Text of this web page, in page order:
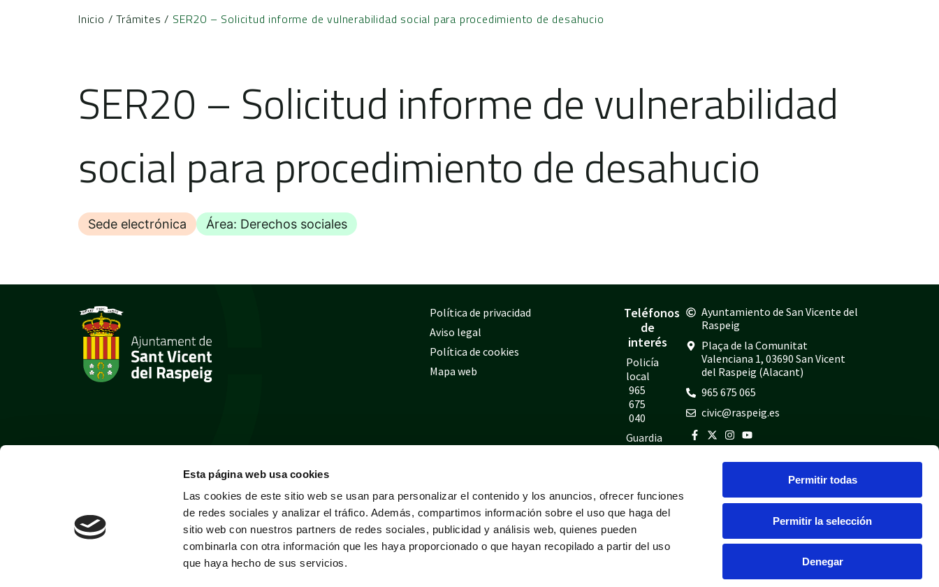
Esta página web usa cookies
Las cookies de este sitio web se usan para personalizar el contenido y los anuncios, ofrecer funciones
de redes sociales y analizar el tráfico. Además, compartimos información sobre el uso que haga del
sitio web con nuestros partners de redes sociales, publicidad y análisis web, quienes pueden
combinarla con otra información que les haya proporcionado o que hayan recopilado a partir del uso
que haya hecho de sus servicios.
Permitir todas
Permitir la selección
Denegar
Inicio /Trámites / SER20 – Solicitud informe de vulnerabilidad social para procedimiento de desahucio
SER20 – Solicitud informe de vulnerabilidad
social para procedimiento de desahucio
Sede electrónica Área: Derechos sociales
Política de privacidad
Aviso legal
Política de cookies
Mapa web
Teléfonos
de
interés
Policía
local
965
675
040
Guardia
814
Bomberos
675
Ayuntamiento de San Vicente del
Raspeig
Plaça de la Comunitat
Valenciana 1, 03690 San Vicent
del Raspeig (Alacant)
965 675 065
civic@raspeig.es